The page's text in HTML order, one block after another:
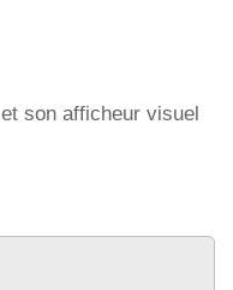
son afficheur visuel